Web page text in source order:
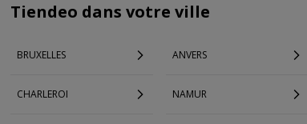
Tiendeo dans votre ville
BRUXELLES ANVERS
CHARLEROI NAMUR